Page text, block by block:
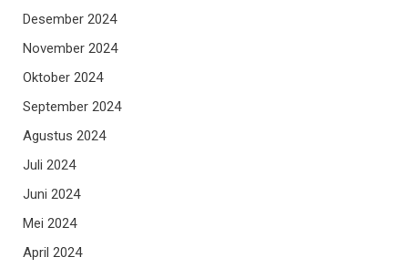
Desember 2024
November 2024
Oktober 2024
September 2024
Agustus 2024
Juli 2024
Juni 2024
Mei 2024
April 2024